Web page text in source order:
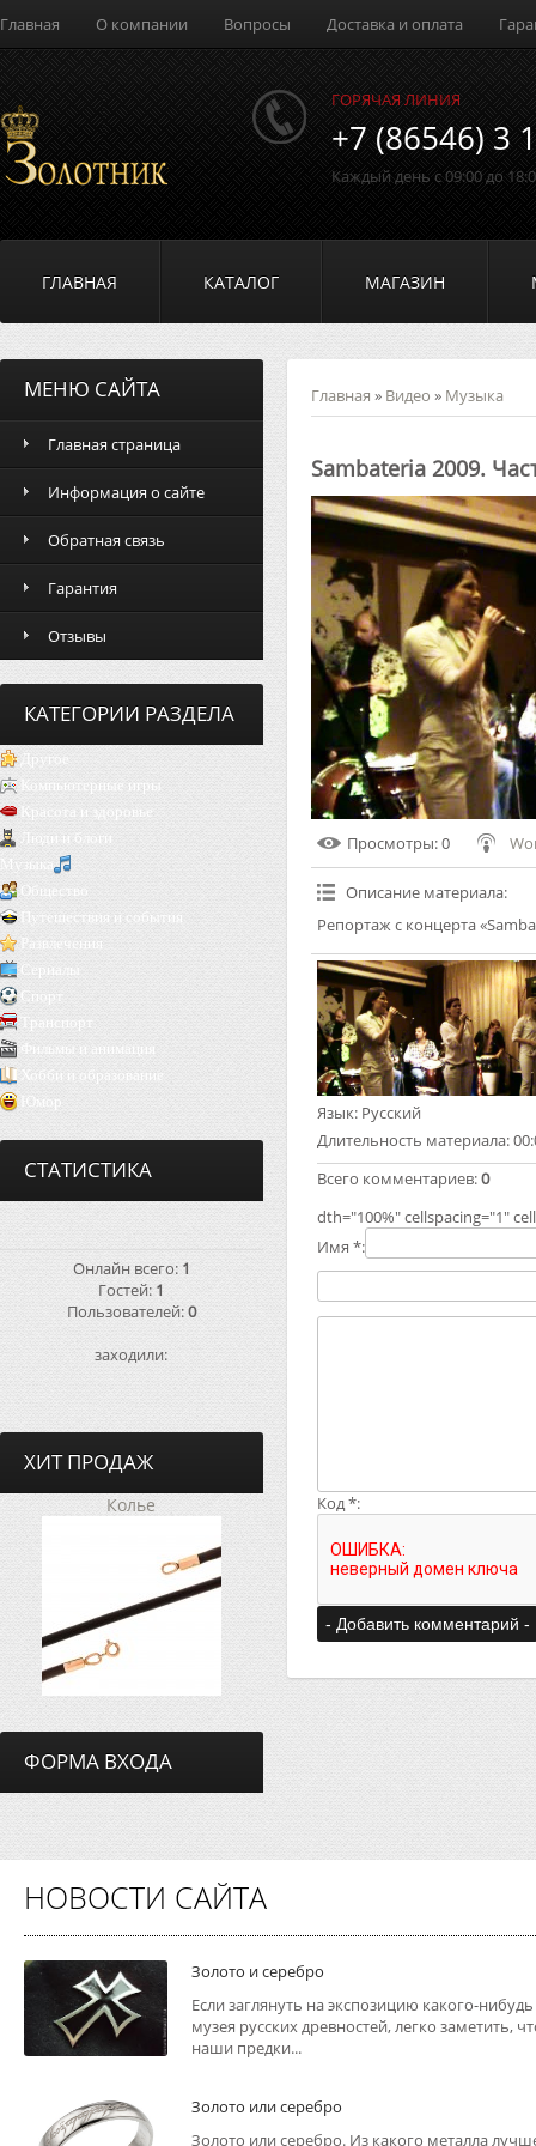
Главная О компании Вопросы Доставка и оплата
ГОРЯЧАЯ ЛИНИЯ
+7 (86546) 3
Каждый день с 09:00 до
ГЛАВНАЯ КАТАЛОГ МАГАЗИН
МЕНЮ САЙТА
Главная страница
Информация о сайте
Обратная связь
Гарантия
Отзывы
КАТЕГОРИИ РАЗДЕЛА
Другое
Компьютерные игры
Красота и здоровье
Люди и блоги
Музыка
Общество
Путешествия и события
Развлечения
Сериалы
Спорт
Транспорт
Фильмы и анимация
Хобби и образование
Юмор
СТАТИСТИКА
Онлайн всего: 1
Гостей: 1
Пользователей:0
заходили:
ХИТ ПРОДАЖ
Колье
ФОРМА ВХОДА
Главная » Видео » Музыка
Sambateria 2009.
Просмотры: 0
Описание материала:
Репортаж с концерта
Язык: Русский
Длительность материала:
Всего комментариев:0
dth="100%" cellspacing="1"
Имя *:
Код *:
НОВОСТИ САЙТА
Золото и серебро
Если заглянуть на экспозицию какого-нибудь
музея русских древностей, легко заметить,
наши предки...
Золото или серебро
Золото или серебро. Из какого металла